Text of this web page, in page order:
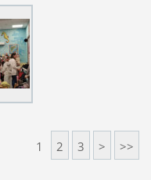
1 2 3 > >>